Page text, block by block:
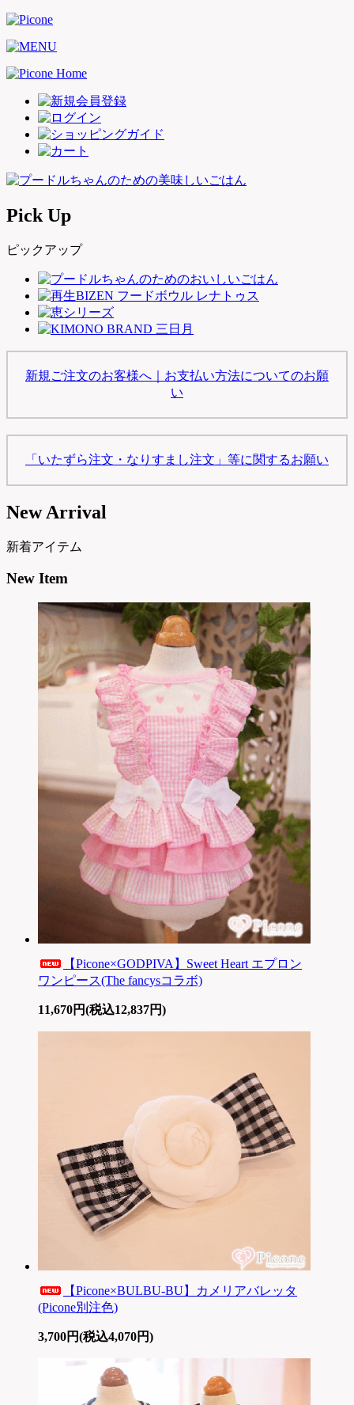
Pick Up
ピックアップ
新規ご注文のお客様へ｜お支払い方法についてのお願
い
「いたずら注文・なりすまし注文」等に関するお願い
New Arrival
新着アイテム
New Item
【Picone×GODPIVA】Sweet Heart エプロン
ワンピース(The fancysコラボ)
11,670円(税込12,837円)
【Picone×BULBU-BU】カメリアバレッタ
(Picone別注色)
3,700円(税込4,070円)